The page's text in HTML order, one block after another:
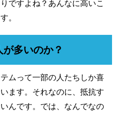
ですよね？あんなに高いこ
。
多いのか？
ムって一部の人たちしか喜
ます。それなのに、抵抗す
んです。では、なんでなの